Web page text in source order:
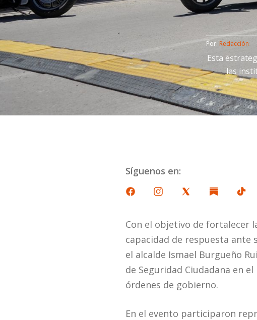
Por: Redacción
Esta
las
Síguenos en:
Con el objetivo de fortalecer
capacidad de respuesta
el alcalde Ismael Burgueño
de Seguridad Ciudadana en
órdenes de gobierno.
En el evento participaron